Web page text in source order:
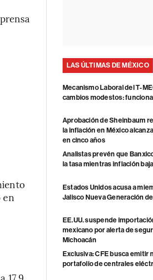
en
LAS ÚLTIMAS DE MÉXICO
Mecanismo Laboral del T-
cambios modestos:
Aprobación de Sheinbaum
la inflación en México
en cinco años
Analistas prevén que
la tasa mientras inflación
Estados Unidos acusa a
Jalisco Nueva Generación
EE.UU. suspende
mexicano por alerta de
Michoacán
Exclusiva: CFE busca emitir
portafolio de centrales